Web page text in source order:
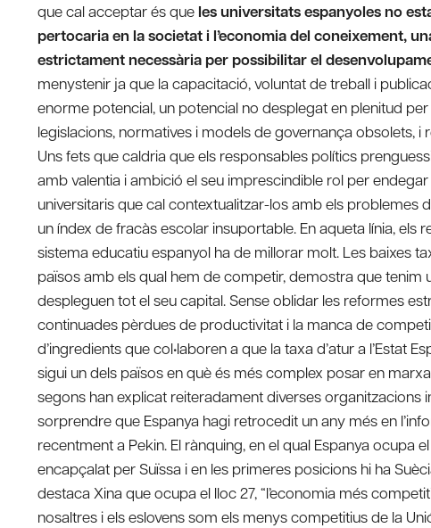
que cal acceptar és que les universitats espanyoles no
pertocaria en la societat i l’economia del coneixement,
estrictament necessària per possibilitar el
menystenir ja que la capacitació, voluntat de treball i
enorme potencial, un potencial no desplegat en plenitud
legislacions, normatives i models de governança obsolets,
Uns fets que caldria que els responsables polítics
amb valentia i ambició el seu imprescindible rol per
universitaris que cal contextualitzar-los amb els problemes
un índex de fracàs escolar insuportable. En aqueta línia, els
sistema educatiu espanyol ha de millorar molt. Les baixes
països amb els qual hem de competir, demostra que
despleguen tot el seu capital. Sense oblidar les reformes
continuades pèrdues de productivitat i la manca de
d’ingredients que col•laboren a que la taxa d’atur a l’Estat
sigui un dels països en què és més complex posar en
segons han explicat reiteradament diverses
sorprendre que Espanya hagi retrocedit un any més en
recentment a Pekin. El rànquing, en el qual Espanya ocupa
encapçalat per Suïssa i en les primeres posicions hi ha
destaca Xina que ocupa el lloc 27, “l’economia més
nosaltres i els eslovens som els menys competitius de la